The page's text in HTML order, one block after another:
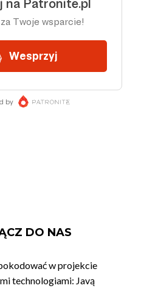
DO NAS
w projekcie
technologiami: Javą